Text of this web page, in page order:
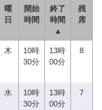
曜
日
開始
時間
終了
時間
▲
残
席
木
10時
30分
13時
00分
8
水
10時
30分
13時
00分
7